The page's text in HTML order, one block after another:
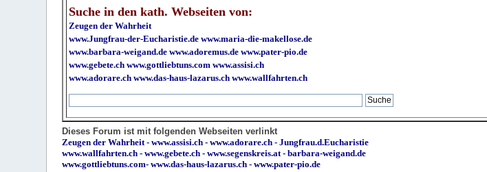
Suche in den kath. Webseiten von:
Zeugen der Wahrheit
www.Jungfrau-der-Eucharistie.de www.maria-die-makellose.de
www.barbara-weigand.de www.adoremus.de www.pater-pio.de
www.gebete.ch www.gottliebtuns.com www.assisi.ch
www.adorare.ch www.das-haus-lazarus.ch www.wallfahrten.ch
Dieses Forum ist mit folgenden Webseiten verlinkt
Zeugen der Wahrheit-www.assisi.ch -www.adorare.ch -Jungfrau.d.Eucharistie
www.wallfahrten.ch -www.gebete.ch -www.segenskreis.at-barbara-weigand.de
www.gottliebtuns.com-www.das-haus-lazarus.ch - www.pater-pio.de